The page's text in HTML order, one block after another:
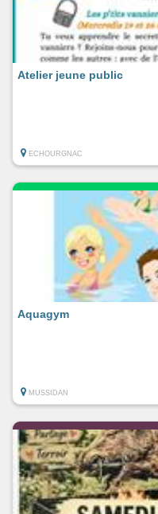
Atelier jeune public
ECHOURGNAC
Aquagym
MUSSIDAN